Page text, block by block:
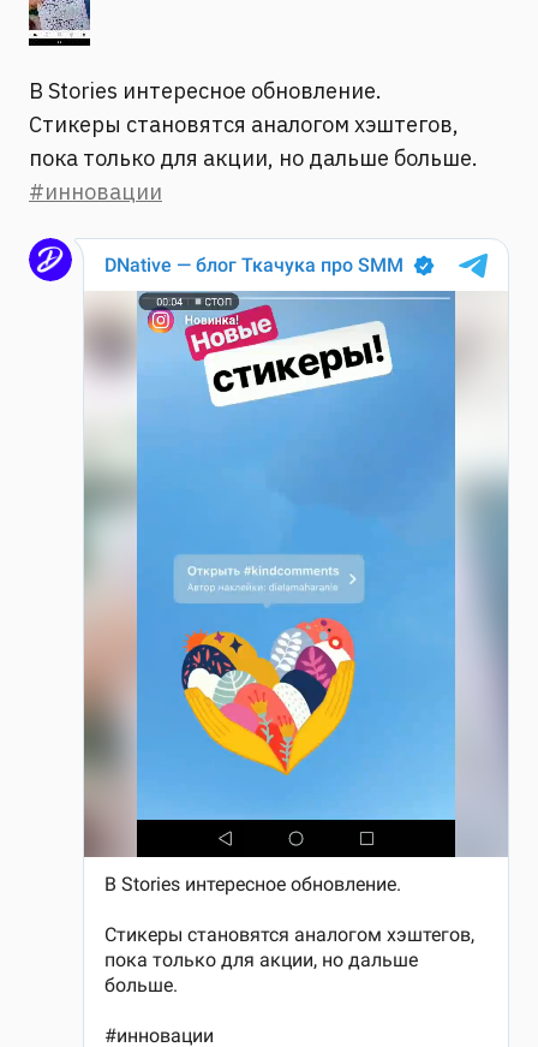
В Stories интересное обновление.
Стикеры становятся аналогом хэштегов,
пока только для акции, но дальше больше.
#инновации